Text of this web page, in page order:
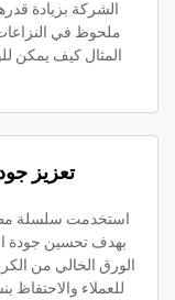
ملحوظ في
المثال كيف يمكن
تعزيز
استخدمت سلسلة
بهدف تحسين جودة
الورق الخالي من
للعملاء